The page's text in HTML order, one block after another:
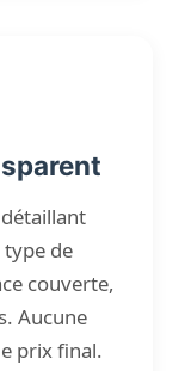
de
couverte,
Aucune
prix final.